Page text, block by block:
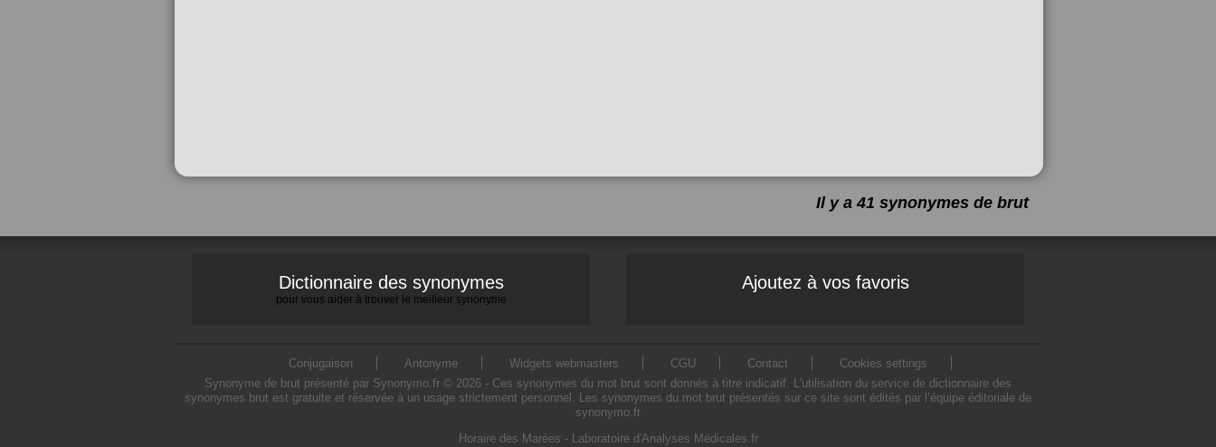
Il y a 41 synonymes de brut
Dictionnaire des synonymes
pour vous aider à trouver le meilleur synonyme
Ajoutez à vos favoris
Conjugaison Antonyme Widgets webmasters CGU Contact
Cookies settings
Synonyme de brut présenté par Synonymo.fr © 2026 - Ces synonymes du mot brut sont donnés à titre indicatif. L'utilisation du service de dictionnaire des
synonymes brut est gratuite et réservée à un usage strictement personnel. Les synonymes du mot brut présentés sur ce site sont édités par l’équipe éditoriale de
synonymo.fr
Horaire des Marées - Laboratoire d'Analyses Médicales.fr